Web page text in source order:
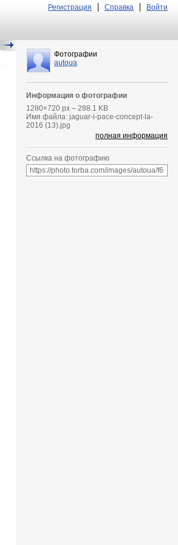
Регистрация Справка Войти
Фотографии
autoua
Информация о фотографии
1280×720 px – 288.1 KB
Имя файла: jaguar-i-pace-concept-la-
2016 (13).jpg
полная информация
Ссылка на фотографию